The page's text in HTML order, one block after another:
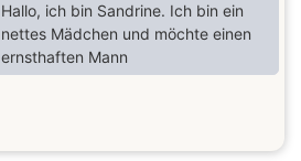
Hallo, ich bin Sandrine. Ich bin ein
nettes Mädchen und möchte einen
ernsthaften Mann